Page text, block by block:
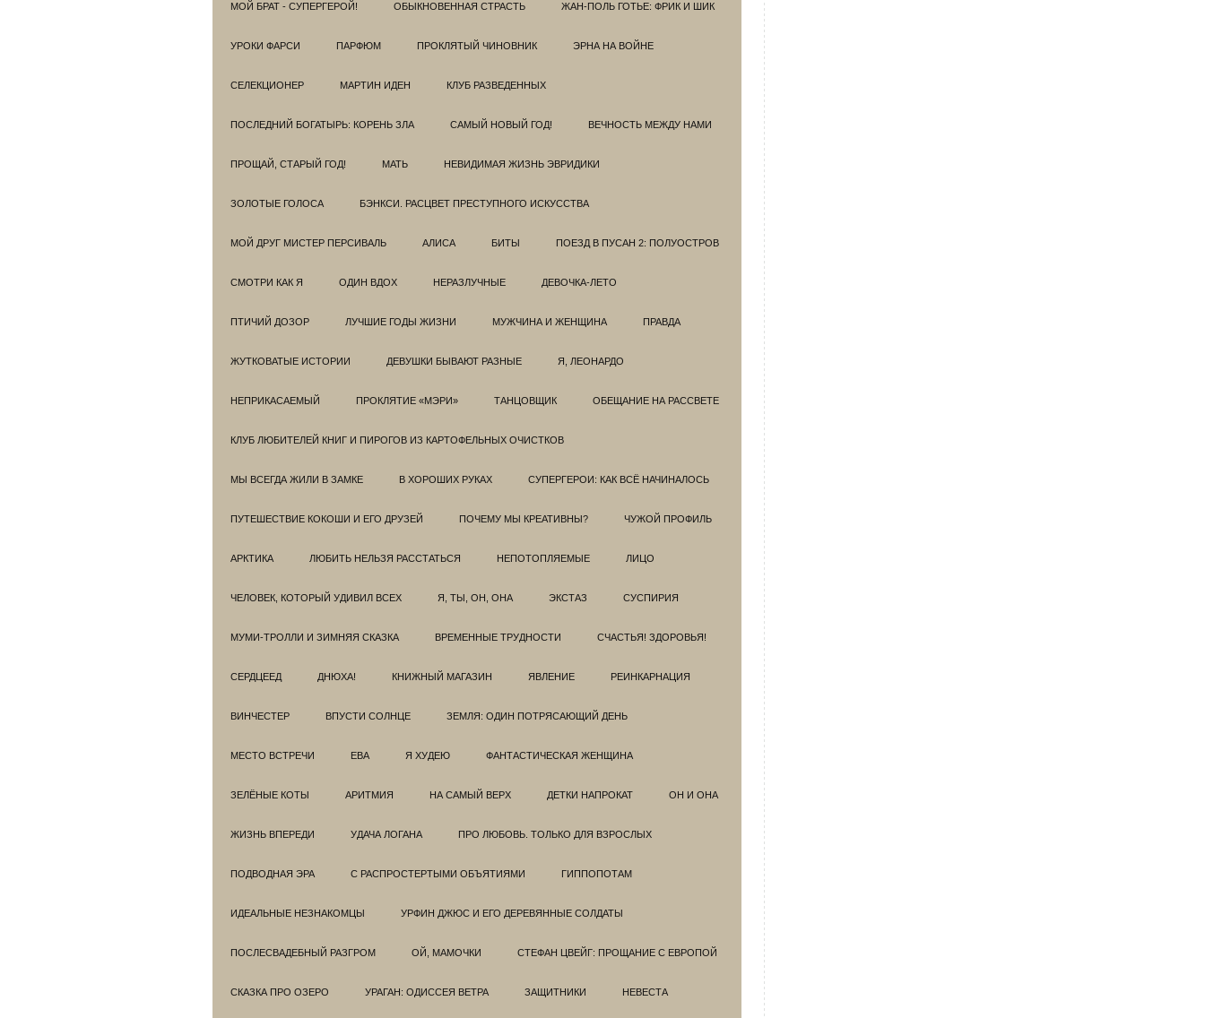
МОЙ БРАТ - СУПЕРГЕРОЙ! ОБЫКНОВЕННАЯ СТРАСТЬ ЖАН-ПОЛЬ ГОТЬЕ: ФРИК И ШИК
УРОКИ ФАРСИ ПАРФЮМ ПРОКЛЯТЫЙ ЧИНОВНИК ЭРНА НА ВОЙНЕ
СЕЛЕКЦИОНЕР МАРТИН ИДЕН КЛУБ РАЗВЕДEННЫХ
ПОСЛЕДНИЙ БОГАТЫРЬ: КОРЕНЬ ЗЛА САМЫЙ НОВЫЙ ГОД! ВЕЧНОСТЬ МЕЖДУ НАМИ
ПРОЩАЙ, СТАРЫЙ ГОД! МАТЬ НЕВИДИМАЯ ЖИЗНЬ ЭВРИДИКИ
ЗОЛОТЫЕ ГОЛОСА БЭНКСИ. РАСЦВЕТ ПРЕСТУПНОГО ИСКУССТВА
МОЙ ДРУГ МИСТЕР ПЕРСИВАЛЬ АЛИСА БИТЫ ПОЕЗД В ПУСАН 2: ПОЛУОСТРОВ
СМОТРИ КАК Я ОДИН ВДОХ НЕРАЗЛУЧНЫЕ ДЕВОЧКА-ЛЕТО
ПТИЧИЙ ДОЗОР ЛУЧШИЕ ГОДЫ ЖИЗНИ МУЖЧИНА И ЖЕНЩИНА ПРАВДА
ЖУТКОВАТЫЕ ИСТОРИИ ДЕВУШКИ БЫВАЮТ РАЗНЫЕ Я, ЛЕОНАРДО
НЕПРИКАСАЕМЫЙ ПРОКЛЯТИЕ «МЭРИ» ТАНЦОВЩИК ОБЕЩАНИЕ НА РАССВЕТЕ
КЛУБ ЛЮБИТЕЛЕЙ КНИГ И ПИРОГОВ ИЗ КАРТОФЕЛЬНЫХ ОЧИСТКОВ
МЫ ВСЕГДА ЖИЛИ В ЗАМКЕ В ХОРОШИХ РУКАХ СУПЕРГЕРОИ: КАК ВСЁ НАЧИНАЛОСЬ
ПУТЕШЕСТВИЕ КОКОШИ И ЕГО ДРУЗЕЙ ПОЧЕМУ МЫ КРЕАТИВНЫ? ЧУЖОЙ ПРОФИЛЬ
АРКТИКА ЛЮБИТЬ НЕЛЬЗЯ РАССТАТЬСЯ НЕПОТОПЛЯЕМЫЕ ЛИЦО
ЧЕЛОВЕК, КОТОРЫЙ УДИВИЛ ВСЕХ Я, ТЫ, ОН, ОНА ЭКСТАЗ СУСПИРИЯ
МУМИ-ТРОЛЛИ И ЗИМНЯЯ СКАЗКА ВРЕМЕННЫЕ ТРУДНОСТИ СЧАСТЬЯ! ЗДОРОВЬЯ!
СЕРДЦЕЕД ДНЮХА! КНИЖНЫЙ МАГАЗИН ЯВЛЕНИЕ РЕИНКАРНАЦИЯ
ВИНЧЕСТЕР ВПУСТИ СОЛНЦЕ ЗЕМЛЯ: ОДИН ПОТРЯСАЮЩИЙ ДЕНЬ
МЕСТО ВСТРЕЧИ ЕВА Я ХУДЕЮ ФАНТАСТИЧЕСКАЯ ЖЕНЩИНА
ЗЕЛЁНЫЕ КОТЫ АРИТМИЯ НА САМЫЙ ВЕРХ ДЕТКИ НАПРОКАТ ОН И ОНА
ЖИЗНЬ ВПЕРЕДИ УДАЧА ЛОГАНА ПРО ЛЮБОВЬ. ТОЛЬКО ДЛЯ ВЗРОСЛЫХ
ПОДВОДНАЯ ЭРА С РАСПРОСТЕРТЫМИ ОБЪЯТИЯМИ ГИППОПОТАМ
ИДЕАЛЬНЫЕ НЕЗНАКОМЦЫ УРФИН ДЖЮС И ЕГО ДЕРЕВЯННЫЕ СОЛДАТЫ
ПОСЛЕСВАДЕБНЫЙ РАЗГРОМ ОЙ, МАМОЧКИ СТЕФАН ЦВЕЙГ: ПРОЩАНИЕ С ЕВРОПОЙ
СКАЗКА ПРО ОЗЕРО УРАГАН: ОДИССЕЯ ВЕТРА ЗАЩИТНИКИ НЕВЕСТА